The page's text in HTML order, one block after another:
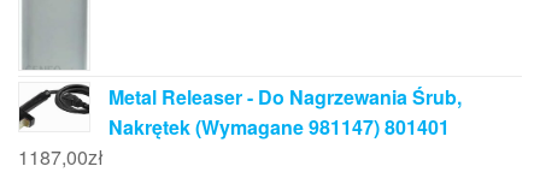
Metal Releaser - Do Nagrzewania Śrub,
Nakrętek (Wymagane 981147) 801401
1187,00zł